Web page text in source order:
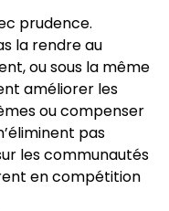
prudence.
la rendre au
ou sous la même
améliorer les
ou compenser
pas
les communautés
en compétition